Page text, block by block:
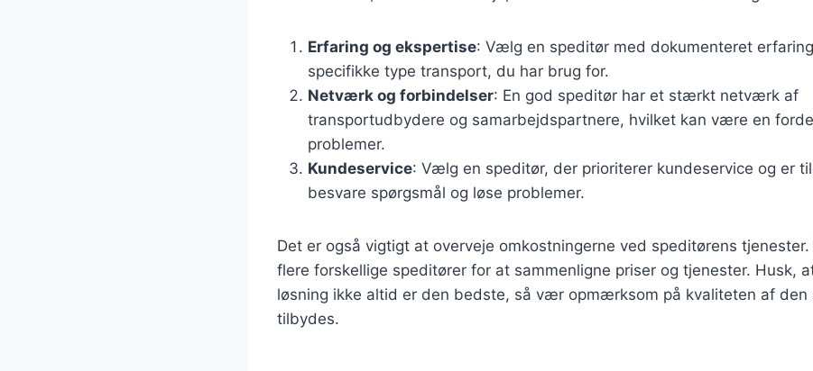
Erfaring og ekspertise: Vælg en speditør med dokumenteret
specifikke type transport, du har brug for.
Netværk og forbindelser: En god speditør har et stærkt netværk af
transportudbydere og samarbejdspartnere, hvilket kan være en
problemer.
Kundeservice: Vælg en speditør, der prioriterer kundeservice og er
besvare spørgsmål og løse problemer.
Det er også vigtigt at overveje omkostningerne ved speditørens
flere forskellige speditører for at sammenligne priser og tjenester. Husk,
løsning ikke altid er den bedste, så vær opmærksom på kvaliteten af den
tilbydes.